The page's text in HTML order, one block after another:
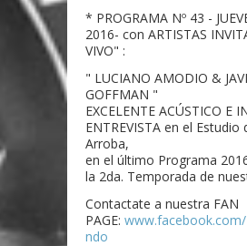
* PROGRAMA Nº 43 -
2016- con ARTISTAS
VIVO" :
" LUCIANO AMODIO &
GOFFMAN "
EXCELENTE ACÚSTICO E
ENTREVISTA en el Estudio
Arroba,
en el último Programa
la 2da. Temporada de
Contactate a nuestra FAN
PAGE: www.facebook.com/
ndo